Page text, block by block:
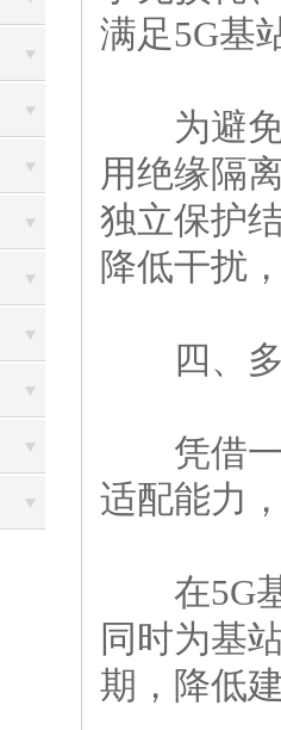
满足5G基
为避免
用绝缘隔
独立保护
降低干扰
四、多
凭借一
适配能力
在5G基
同时为基
期，降低